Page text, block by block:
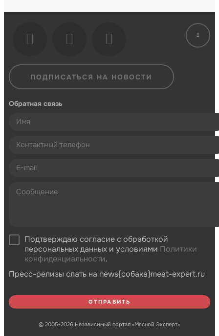
ПОДПИСАТЬСЯ НА НОВОСТИ
Обратная связь
Подтверждаю согласие с обработкой
персональных данных и условиями Политики
конфиденциальности.
Пресс-релизы слать на news{собака}meat-expert.ru
© 2005-2026 Независимый портал «Мясной Эксперт»